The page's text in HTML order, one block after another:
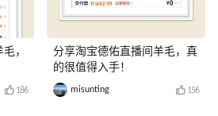
，
186
分享淘宝德佑直播间羊毛，真
的很值得入手！
misunting 156